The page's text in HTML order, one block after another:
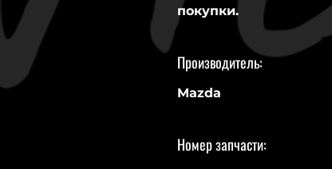
покупки.
Производитель:
Mazda
Номер запчасти: